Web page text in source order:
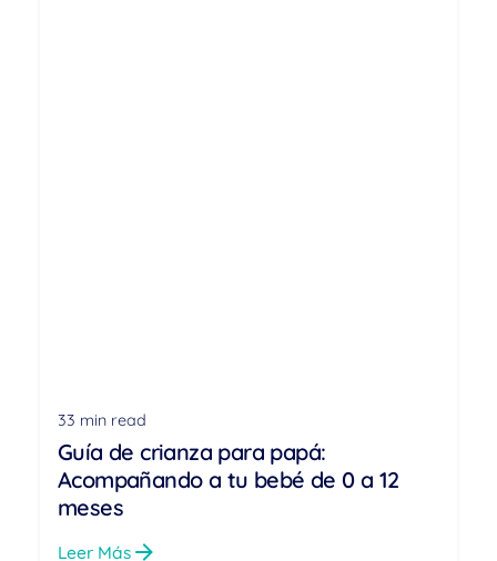
33 min read
Guía de crianza para papá:
Acompañando a tu bebé de 0 a 12
meses
Leer Más